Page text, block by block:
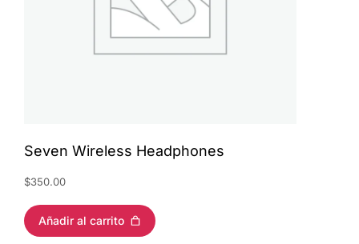
Seven Wireless Headphones
$350.00
Añadir al carrito